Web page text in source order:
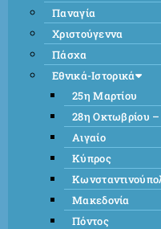
Παναγία
Χριστούγεννα
Πάσχα
Εθνικά-Ιστορικά
25η Μαρτίου
28η Οκτωβρίου
Αιγαίο
Κύπρος
Μακεδονία
Πόντος